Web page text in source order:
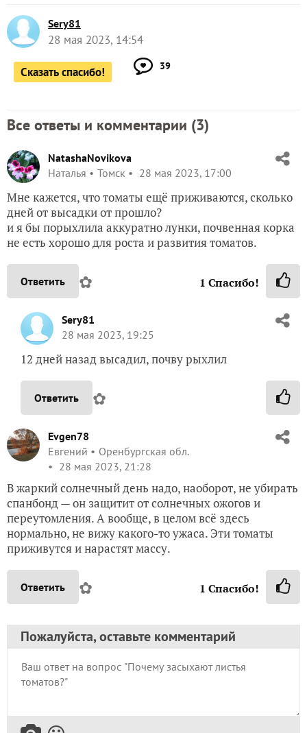
Sery81
28 мая 2023, 14:54
Сказать спасибо! 39
Все ответы и комментарии (3)
NatashaNovikova
Наталья
Томск 28 мая 2023, 17:00
Мне кажется, что томаты ещё приживаются, сколько
дней от высадки от прошло?
и я бы порыхлила аккуратно лунки, почвенная корка
не есть хорошо для роста и развития томатов.
Ответить ✿ 1 Спасибо!
Sery81
28 мая 2023, 19:25
12 дней назад высадил, почву рыхлил
Ответить ✿
Evgen78
Евгений
Оренбургская обл.
28 мая 2023, 21:28
В жаркий солнечный день надо, наоборот, не убирать
спанбонд — он защитит от солнечных ожогов и
переутомления. А вообще, в целом всё здесь
нормально, не вижу какого-то ужаса. Эти томаты
приживутся и нарастят массу.
Ответить ✿ 1 Спасибо!
Пожалуйста, оставьте комментарий